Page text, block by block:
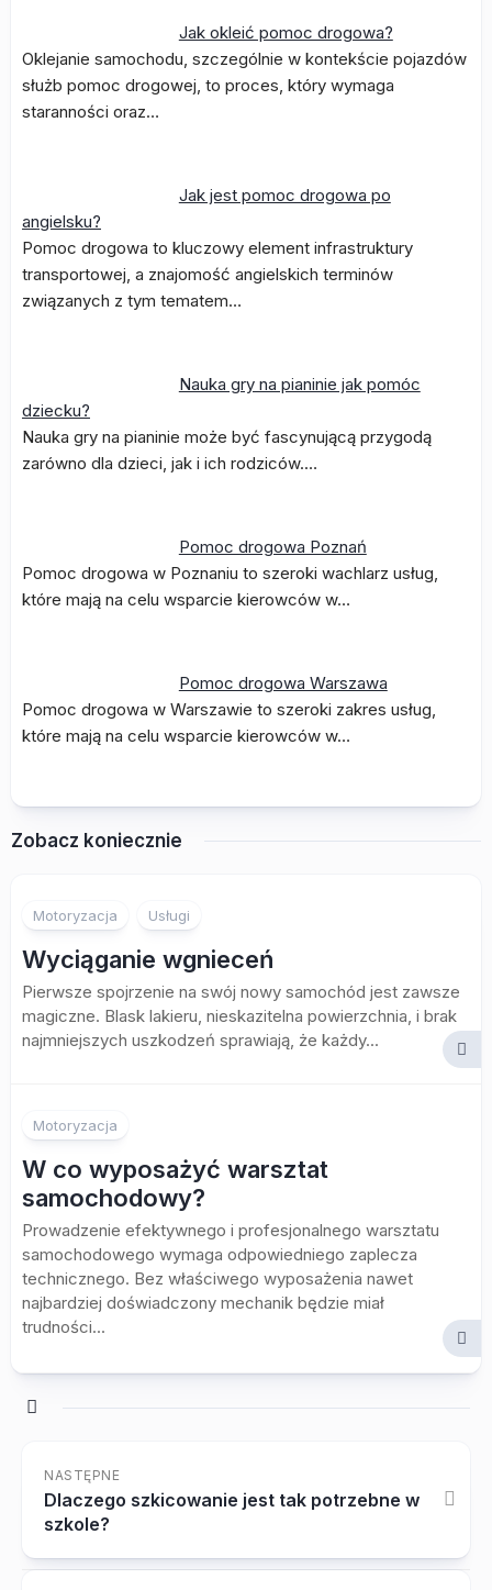
Jak okleić pomoc drogowa?
Oklejanie samochodu, szczególnie w kontekście pojazdów
służb pomoc drogowej, to proces, który wymaga
staranności oraz…
Jak jest pomoc drogowa po
angielsku?
Pomoc drogowa to kluczowy element infrastruktury
transportowej, a znajomość angielskich terminów
związanych z tym tematem…
Nauka gry na pianinie jak pomóc
dziecku?
Nauka gry na pianinie może być fascynującą przygodą
zarówno dla dzieci, jak i ich rodziców.…
Pomoc drogowa Poznań
Pomoc drogowa w Poznaniu to szeroki wachlarz usług,
które mają na celu wsparcie kierowców w…
Pomoc drogowa Warszawa
Pomoc drogowa w Warszawie to szeroki zakres usług,
które mają na celu wsparcie kierowców w…
Zobacz koniecznie
Motoryzacja Usługi
Wyciąganie wgnieceń
Pierwsze spojrzenie na swój nowy samochód jest zawsze
magiczne. Blask lakieru, nieskazitelna powierzchnia, i brak
najmniejszych uszkodzeń sprawiają, że każdy...
Motoryzacja
W co wyposażyć warsztat
samochodowy?
Prowadzenie efektywnego i profesjonalnego warsztatu
samochodowego wymaga odpowiedniego zaplecza
technicznego. Bez właściwego wyposażenia nawet
najbardziej doświadczony mechanik będzie miał
trudności...
NASTĘPNE
Dlaczego szkicowanie jest tak potrzebne w
szkole?